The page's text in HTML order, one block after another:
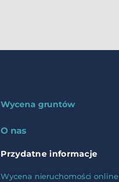
Wycena gruntów
O nas
Przydatne informacje
Wycena nieruchomości online